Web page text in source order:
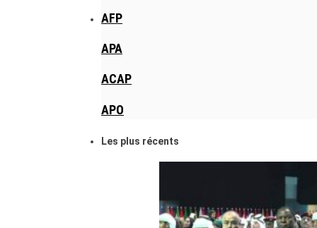
AFP
APA
ACAP
APO
Les plus récents